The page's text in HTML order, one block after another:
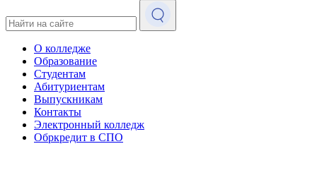
О колледже
Образование
Студентам
Абитуриентам
Выпускникам
Контакты
Электронный колледж
Обркредит в СПО